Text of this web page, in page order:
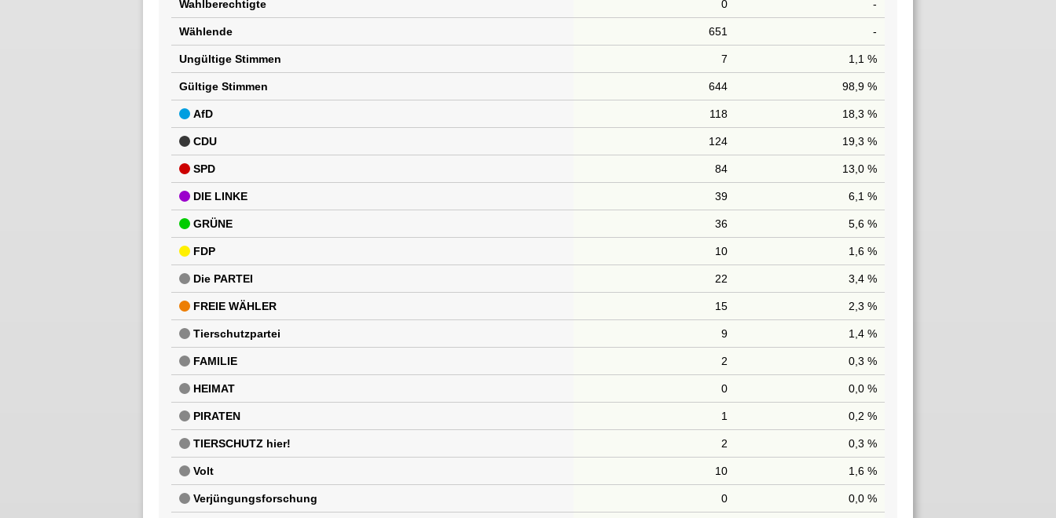
Wahlberechtigte 0 -
Wählende 651 -
Ungültige Stimmen 7 1,1 %
Gültige Stimmen 644 98,9 %
AfD 118 18,3 %
CDU 124 19,3 %
SPD 84 13,0 %
DIE LINKE 39 6,1 %
GRÜNE 36 5,6 %
FDP 10 1,6 %
Die PARTEI 22 3,4 %
FREIE WÄHLER 15 2,3 %
Tierschutzpartei 9 1,4 %
FAMILIE 2 0,3 %
HEIMAT 0 0,0 %
PIRATEN 1 0,2 %
TIERSCHUTZ hier! 2 0,3 %
Volt 10 1,6 %
Verjüngungsforschung 0 0,0 %